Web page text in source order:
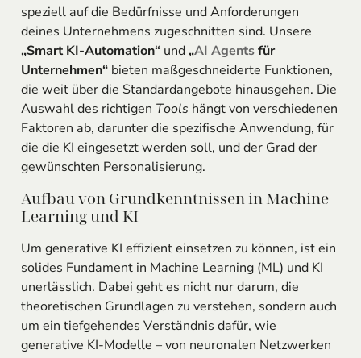
speziell auf die Bedürfnisse und Anforderungen
deines Unternehmens zugeschnitten sind. Unsere
„Smart KI-Automation“und„AI Agentsfür
Unternehmen“bieten maßgeschneiderte Funktionen,
die weit über die Standardangebote hinausgehen. Die
Auswahl des richtigen Tools hängt von verschiedenen
Faktoren ab, darunter die spezifische Anwendung, für
die die KI eingesetzt werden soll, und der Grad der
gewünschten Personalisierung.
Aufbau von Grundkenntnissen in Machine
Learning und KI
Um generative KI effizient einsetzen zu können, ist ein
solides Fundament in Machine Learning (ML) und KI
unerlässlich. Dabei geht es nicht nur darum, die
theoretischen Grundlagen zu verstehen, sondern auch
um ein tiefgehendes Verständnis dafür, wie
generative KI-Modelle – von neuronalen Netzwerken